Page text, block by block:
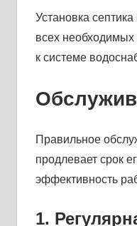
Установка
всех
к системе
Правильное
продлевает срок
эффективность
1.